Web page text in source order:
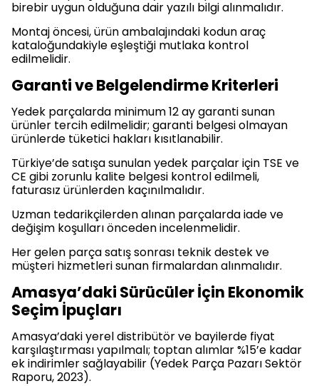
birebir uygun olduğuna dair yazılı bilgi alınmalıdır.
Montaj öncesi, ürün ambalajındaki kodun araç
kataloğundakiyle eşleştiği mutlaka kontrol
edilmelidir.
Garanti ve Belgelendirme Kriterleri
Yedek parçalarda minimum 12 ay garanti sunan
ürünler tercih edilmelidir; garanti belgesi olmayan
ürünlerde tüketici hakları kısıtlanabilir.
Türkiye’de satışa sunulan yedek parçalar için TSE ve
CE gibi zorunlu kalite belgesi kontrol edilmeli,
faturasız ürünlerden kaçınılmalıdır.
Uzman tedarikçilerden alınan parçalarda iade ve
değişim koşulları önceden incelenmelidir.
Her gelen parça satış sonrası teknik destek ve
müşteri hizmetleri sunan firmalardan alınmalıdır.
Amasya’daki Sürücüler İçin Ekonomik
Seçim İpuçları
Amasya’daki yerel distribütör ve bayilerde fiyat
karşılaştırması yapılmalı; toptan alımlar %15’e kadar
ek indirimler sağlayabilir (Yedek Parça Pazarı Sektör
Raporu, 2023).